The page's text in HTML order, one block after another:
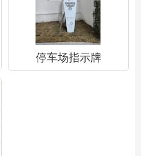
停车场指示牌